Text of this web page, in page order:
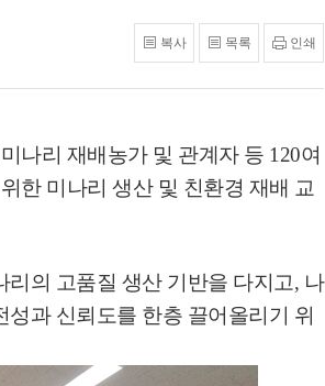
복사 목록 인쇄
나리 재배농가 및 관계자 등 120여
한 미나리 생산 및 친환경 재배 교
의 고품질 생산 기반을 다지고, 나
과 신뢰도를 한층 끌어올리기 위